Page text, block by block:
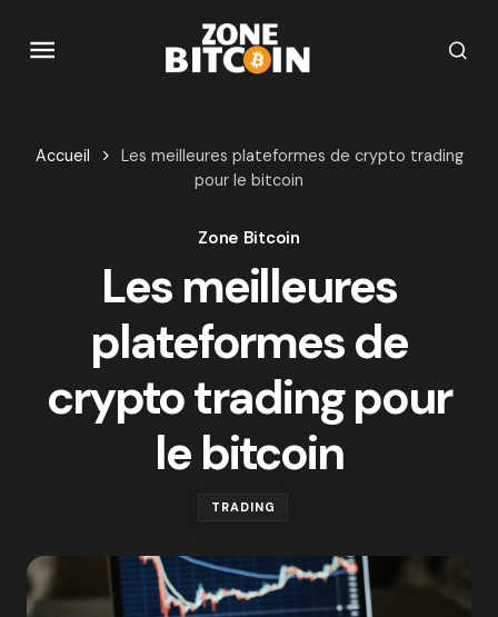
Accueil
Les meilleures plateformes de crypto trading
pour le bitcoin
Zone Bitcoin
Les meilleures
plateformes de
crypto trading pour
le bitcoin
TRADING